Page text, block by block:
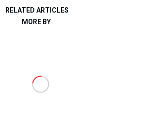
RELATED ARTICLES
MORE BY